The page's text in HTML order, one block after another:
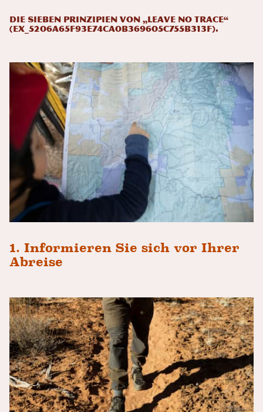
Die sieben Prinzipien von „Leave No Trace“
(EX_5206a65f93e74ca0b369605c755b313f).
1. Informieren Sie sich vor Ihrer
Abreise